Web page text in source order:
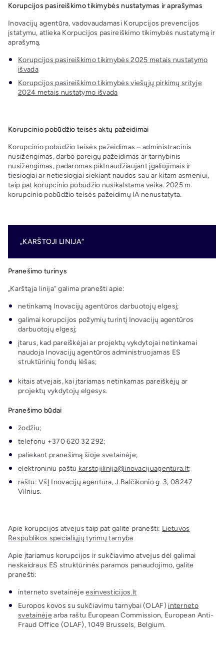
Korupcijos pasireiškimo tikimybės nustatymas ir aprašymas
Inovacijų agentūra, vadovaudamasi Korupcijos prevencijos
įstatymu, atlieka Korpucijos pasireiškimo tikimybės nustatymą ir
aprašymą.
Korupcijos pasireiškimo tikimybės 2025 metais nustatymo
išvada
Korupcijos pasireiškimo tikimybės viešųjų pirkimų srityje
2024 metais nustatymo išvada
Korupcinio pobūdžio teisės aktų pažeidimai
Korupcinio pobūdžio teisės pažeidimas – administracinis
nusižengimas, darbo pareigų pažeidimas ar tarnybinis
nusižengimas, padaromas piktnaudžiaujant įgaliojimais ir
tiesiogiai ar netiesiogiai siekiant naudos sau ar kitam asmeniui,
taip pat korupcinio pobūdžio nusikalstama veika. 2025 m.
korupcinio pobūdžio teisės pažeidimų IA nenustatyta.
„KARŠTOJI LINIJA“
Pranešimo turinys
„Karštąja linija“ galima pranešti apie:
netinkamą Inovacijų agentūros darbuotojų elgesį;
galimai korupcijos požymių turintį Inovacijų agentūros
darbuotojų elgesį;
įtarus, kad pareiškėjai ar projektų vykdytojai netinkamai
naudoja Inovacijų agentūros administruojamas ES
struktūrinių fondų lėšas;
kitais atvejais, kai įtariamas netinkamas pareiškėjų ar
projektų vykdytojų elgesys.
Pranešimo būdai
žodžiu;
telefonu +370 620 32 292;
paliekant pranešimą šioje svetainėje;
elektroniniu paštu karstojilinija@inovacijuagentura.lt;
raštu: VšĮ Inovacijų agentūra, J.Balčikonio g. 3, 08247
Vilnius.
Apie korupcijos atvejus taip pat galite pranešti: Lietuvos
Respublikos specialiųjų tyrimų tarnyba
Apie įtariamus korupcijos ir sukčiavimo atvejus dėl galimai
neskaidraus ES struktūrinės paramos panaudojimo, galite
pranešti:
interneto svetainėjeesinvesticijos.lt
Europos kovos su sukčiavimu tarnybai (OLAF) interneto
svetainėje arba raštu European Commission, European Anti-
Fraud Office (OLAF), 1049 Brussels, Belgium.